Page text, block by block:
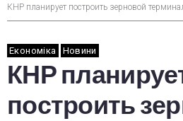
КНР планирует построить зерновой
Економіка Новини
КНР
построить